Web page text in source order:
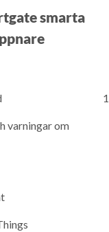
smarta
1
varningar om